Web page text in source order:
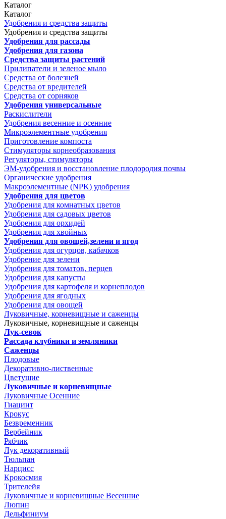
Каталог
Каталог
Удобрения и средства защиты
Удобрения и средства защиты
Удобрения для рассады
Удобрения для газона
Средства защиты растений
Прилипатели и зеленое мыло
Средства от болезней
Средства от вредителей
Средства от сорняков
Удобрения универсальные
Раскислители
Удобрения весенние и осенние
Микроэлементные удобрения
Приготовление компоста
Стимуляторы корнеобразования
Регуляторы, стимуляторы
ЭМ-удобрения и восстановление плодородия почвы
Органические удобрения
Макроэлементные (NPK) удобрения
Удобрения для цветов
Удобрения для комнатных цветов
Удобрения для садовых цветов
Удобрения для орхидей
Удобрения для хвойных
Удобрения для овощей,зелени и ягод
Удобрения для огурцов, кабачков
Удобрение для зелени
Удобрения для томатов, перцев
Удобрения для капусты
Удобрения для картофеля и корнеплодов
Удобрения для ягодных
Удобрения для овощей
Луковичные, корневищные и саженцы
Луковичные, корневищные и саженцы
Лук-севок
Рассада клубники и земляники
Саженцы
Плодовые
Декоративно-лиственные
Цветущие
Луковичные и корневищные
Луковичные Осенние
Гиацинт
Крокус
Безвременник
Вербейник
Рябчик
Лук декоративный
Тюльпан
Нарцисс
Крокосмия
Трителейя
Луковичные и корневищные Весенние
Люпин
Дельфиниум